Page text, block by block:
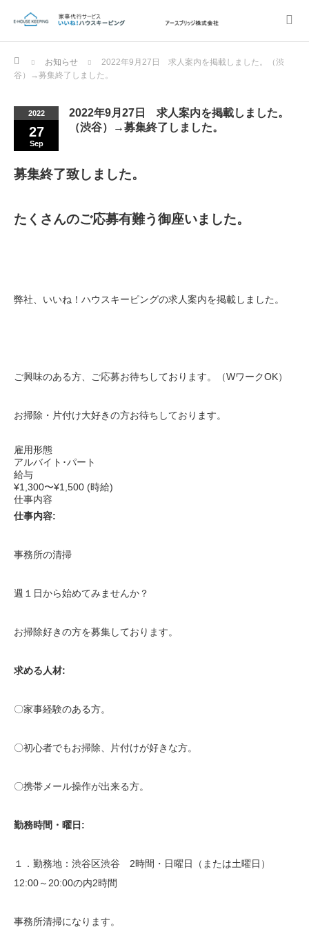
Home お知らせ
2022年9月27日 求人案内を掲載しました。（渋
谷）→募集終了しました。
2022
27
Sep
2022年9月27日 求人案内を掲載しました。
（渋谷）→募集終了しました。
募集終了致しました。
たくさんのご応募有難う御座いました。
弊社、いいね！ハウスキーピングの求人案内を掲載しました。
ご興味のある方、ご応募お待ちしております。（WワークOK）
お掃除・片付け大好きの方お待ちしております。
雇用形態
アルバイト･パート
給与
¥1,300〜¥1,500 (時給)
仕事内容
仕事内容:
事務所の清掃
週１日から始めてみませんか？
お掃除好きの方を募集しております。
求める人材:
〇家事経験のある方。
〇初心者でもお掃除、片付けが好きな方。
〇携帯メール操作が出来る方。
勤務時間・曜日:
１．勤務地：渋谷区渋谷 2時間・日曜日（または土曜日）
12:00～20:00の内2時間
事務所清掃になります。